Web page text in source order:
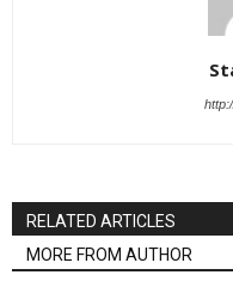
RELATED ARTICLES
MORE FROM AUTHOR